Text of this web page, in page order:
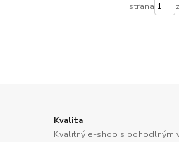
strana
Kvalita
Kvalitný e-shop s pohodlným